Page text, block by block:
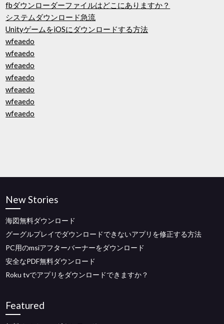
fbダウンローダーファイルはどこにありますか？
システムダウンロード急流
UnityゲームをiOSにダウンロードする方法
wfeaedo
wfeaedo
wfeaedo
wfeaedo
wfeaedo
wfeaedo
wfeaedo
New Stories
海図無料ダウンロード
グーグルプレイでダウンロードできないアプリを修正する方法
PC用のmsiアフターバーナーをダウンロード
安全なPDF無料ダウンロード
Roku tvでアプリをダウンロードできますか？
Featured